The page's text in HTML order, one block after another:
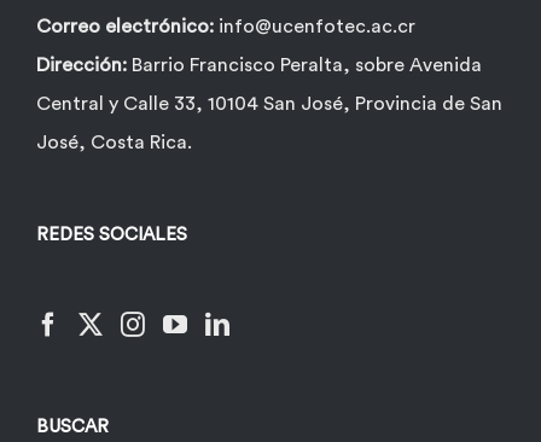
Correo electrónico: info@ucenfotec.ac.cr
Dirección: Barrio Francisco Peralta, sobre Avenida
Central y Calle 33, 10104 San José, Provincia de San
José, Costa Rica.
REDES SOCIALES
BUSCAR